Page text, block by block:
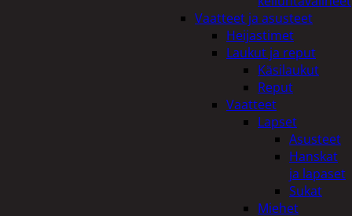
Vaatteet ja asusteet
Heijastimet
Laukut ja reput
Käsilaukut
Reput
Vaatteet
Lapset
Asusteet
Hanskat
ja lapaset
Sukat
Miehet